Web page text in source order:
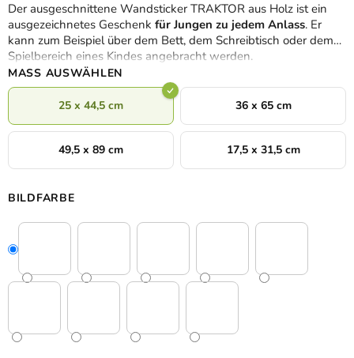
Der ausgeschnittene Wandsticker TRAKTOR aus Holz ist ein
ausgezeichnetes Geschenk für Jungen zu jedem Anlass. Er
kann zum Beispiel über dem Bett, dem Schreibtisch oder dem
Spielbereich eines Kindes angebracht werden.
MASS AUSWÄHLEN
25 x 44,5 cm 36 x 65 cm
49,5 x 89 cm 17,5 x 31,5 cm
BILDFARBE